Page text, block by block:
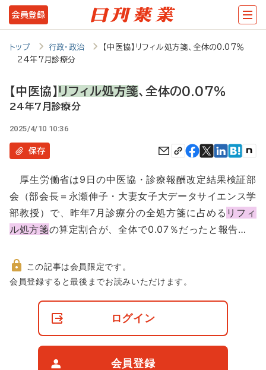
メ
イ
テ
ツ
に
動
会員登録
トップ 行政・政治
【中医協】リフィル処方箋、全体の0.07％
24年7月診療分
【中医協】 リフィル処方箋、全体の0.07％
24年7月診療分
2025/4/10 10:36
保存
厚生労働省は9日の中医協・診療報酬改定結果検証部
会（部会長＝永瀬伸子・大妻女子大データサイエンス学
部教授）で、昨年7月診療分の全処方箋に占める リフィ
ル処方箋の算定割合が、全体で0.07％だったと報告…
非
この記事は会員限定です。
会員登録すると最後までお読みいただけます。
ログイン
会員登録